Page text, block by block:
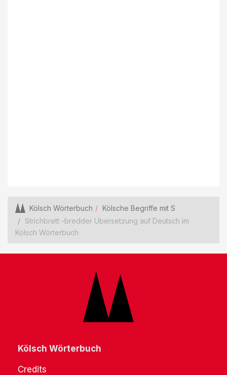
Kölsch Wörterbuch
Kölsche Begriffe mit S
Strichbrett -bredder Übersetzung auf Deutsch im
Kölsch Wörterbuch
Kölsch Wörterbuch
Credits